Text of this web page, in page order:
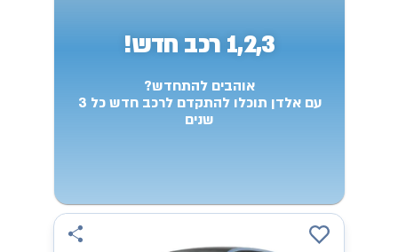
1,2,3 רכב חדש!
אוהבים להתחדש?
עם אלדן תוכלו להתקדם לרכב חדש כל 3
שנים